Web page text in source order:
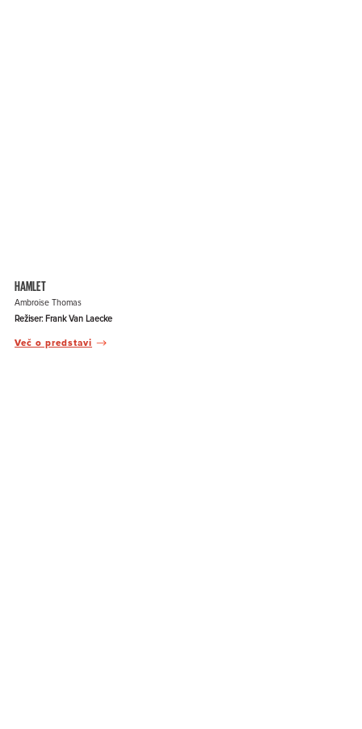
HAMLET
Ambroise Thomas
Režiser: Frank Van Laecke
Več o predstavi